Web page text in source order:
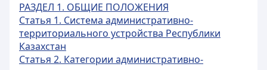
РАЗДЕЛ 1. ОБЩИЕ ПОЛОЖЕНИЯ
Статья 1. Система административно-
территориального устройства Республики
Казахстан
Статья 2. Категории административно-